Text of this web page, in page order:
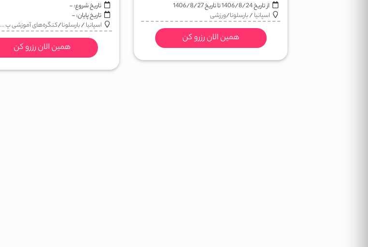
از تاریخ1406/8/24تا تاریخ1406/8/27
اسپانیا/بارسلونا/ورزشی
همین الان رزرو کن
تاریخ شروع:-
تاریخ پایان:-
اسپانیا/بارسلونا/کنگره‌های آموزشی پ ...
همین الان رزرو کن